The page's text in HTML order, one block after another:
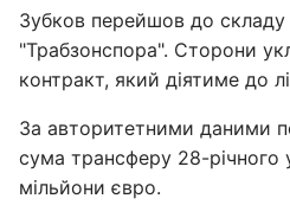
Зубков перейшов до
"Трабзонспора". Сторони
контракт, який діятиме до
За авторитетними даними
сума трансферу 28-річного
мільйони євро.